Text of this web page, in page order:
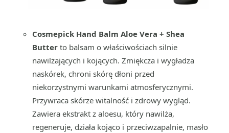
Cosmepick Hand Balm Aloe Vera + Shea
Butter to balsam o właściwościach silnie
nawilżających i kojących. Zmiękcza i wygładza
naskórek, chroni skórę dłoni przed
niekorzystnymi warunkami atmosferycznymi.
Przywraca skórze witalność i zdrowy wygląd.
Zawiera ekstrakt z aloesu, który nawilża,
regeneruje, działa kojąco i przeciwzapalnie, masło